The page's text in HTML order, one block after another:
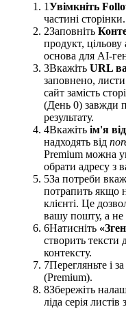
1Увімкніть
частині сторінки.
2Заповніть
продукт,
основа для AI-
3Вкажіть URL
заповнено,
сайт замість
(День 0) завжди
результату.
4Вкажіть ім'я
надходять від
Premium можна
обрати адресу з
5За потреби
потрапить якщо
клієнті. Це
вашу пошту, а не
6Натисніть
створить тексти
контексту.
7Перегляньте і
(Premium).
8Збережіть
ліда серія